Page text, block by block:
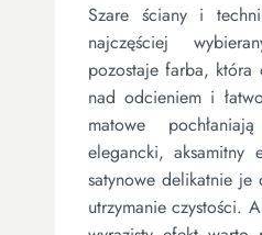
Szare ściany i
najczęściej
pozostaje farba, która
nad odcieniem i
matowe
elegancki, aksamitny
satynowe delikatnie je
utrzymanie czystości.